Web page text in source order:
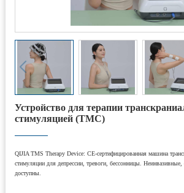
Устройство для терапии
стимуляцией (ТМС)
QIJIA TMS Therapy Device: CE-сертифицированная машина
стимуляции для депрессии, тревоги, бессонницы.
доступны.